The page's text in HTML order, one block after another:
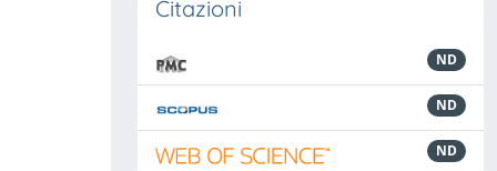
Citazioni
ND
ND
ND